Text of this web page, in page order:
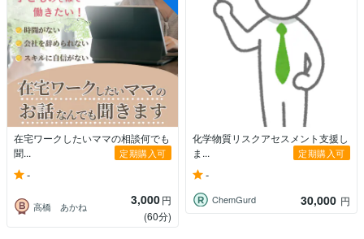
在宅ワークしたいママの相談何でも
聞...
定期購入可
-
高橋 あかね 3,000円
(60分)
化学物質リスクアセスメント支援し
ま...
定期購入可
-
ChemGurd 30,000 円